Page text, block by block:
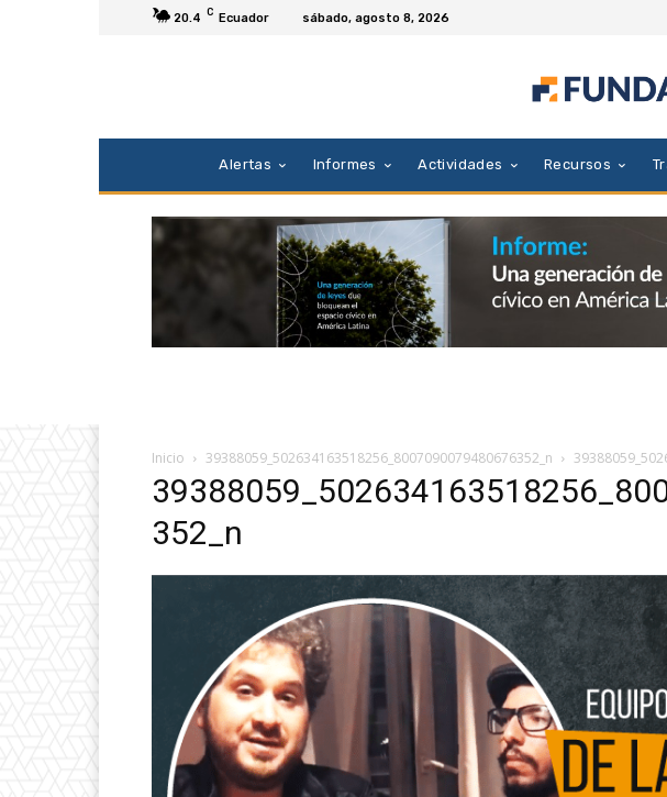
20.4 C Ecuador sábado, agosto 8, 2026
Alertas Informes Actividades Recursos
Inicio 39388059_502634163518256_8007090079480676352_n
352_n